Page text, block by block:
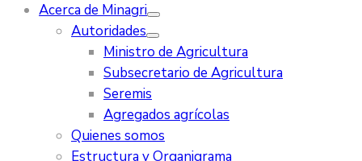
Acerca de Minagri
Autoridades
Ministro de Agricultura
Subsecretario de Agricultura
Seremis
Agregados agrícolas
Quienes somos
Estructura y Organigrama